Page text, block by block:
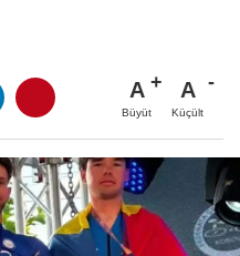
A
Büyüt
A
Küçült